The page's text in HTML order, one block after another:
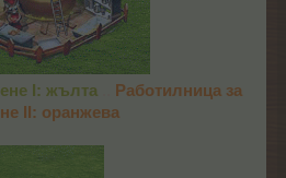
I: жълта
Работилница за
II: оранжева